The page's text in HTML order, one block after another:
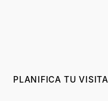
PLANIFICA TU VISITA